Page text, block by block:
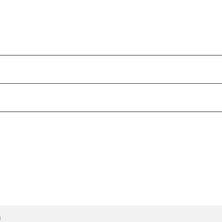
верхнем углу.
к оформлению".
доставки и оплаты, далее нажмите "подтвердить
Вас.
товарный вид изделия, бирки и упаковки - это
также сразу же придет смс и имейл, что посылку можно